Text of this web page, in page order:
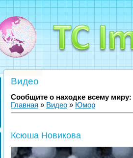
Видео
Сообщите о находке всему миру:
Главная » Видео » Юмор
Ксюша Новикова